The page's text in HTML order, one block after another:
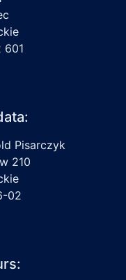
601
Pisarczyk
210
02